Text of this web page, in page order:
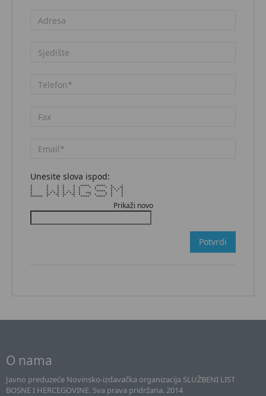
Unesite slova ispod:
* * * * * ***** ***** * *
* * * * * * * * * ** **
* * * * * * * * * * *
* * * * * * * * ***** * * *
* * * * * * * * * * *** * * *
* ** ** ** ** * * * * * *
******* * * * * ***** ***** * *
Prikaži novo
Potvrdi
O nama
Javno preduzeće Novinsko-izdavačka organizacija SLUŽBENI LIST
BOSNE I HERCEGOVINE. Sva prava pridržana. 2014